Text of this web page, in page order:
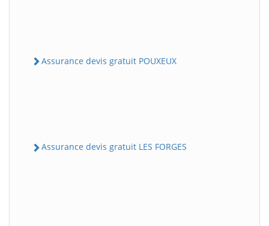
Assurance devis gratuit POUXEUX
Assurance devis gratuit LES FORGES